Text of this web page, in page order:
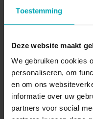
Toestemming
Deze website maakt
We gebruiken cookies
personaliseren, om
en om ons
informatie over uw
partners voor social